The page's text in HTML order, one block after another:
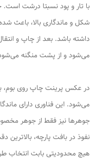
با تار و پود نسبتا درشت است.
شکل و ماندگاری بالا، باعث
داشته باشد. بعد از چاپ و
می‌شود و از پشت منگنه
در عکس پرینت چاپ روی بوم،
جوهرها نیز فقط از جوهر
نفوذ در بافت پارچه، بالاترین
هیچ محدودیتی بابت انتخاب